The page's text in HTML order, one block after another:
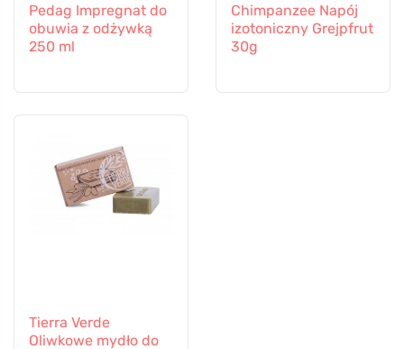
Pedag Impregnat do
obuwia z odżywką
250 ml
Chimpanzee Napój
izotoniczny Grejpfrut
30g
Tierra Verde
Oliwkowe mydło do